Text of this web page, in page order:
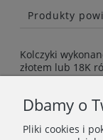
Produkty
Kolczyki
złotem lub 18K
Wymiary 7,20 x
Dbamy o
Pliki cookies i